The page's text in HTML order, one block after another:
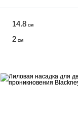
14.8 см
2 см